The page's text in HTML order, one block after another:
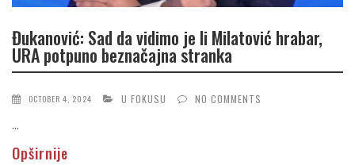
Đukanović: Sad da vidimo je li Milatović hrabar,
URA potpuno beznačajna stranka
OCTOBER 4, 2024 U FOKUSU NO COMMENTS
...
Opširnije